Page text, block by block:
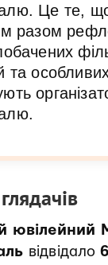
Це те,
разом
та
ювілейний
відвідало